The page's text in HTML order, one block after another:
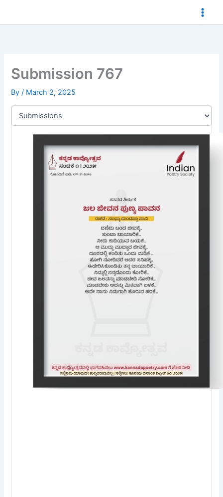
Submission 767
By/ March 2, 2025